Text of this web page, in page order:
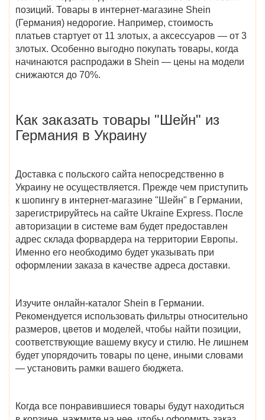
позиций. Товары в интернет-магазине Shein
(Германия) недорогие. Например, стоимость
платьев стартует от 11 злотых, а аксессуаров — от 3
злотых. Особенно выгодно покупать товары, когда
начинаются распродажи в Shein — цены на модели
снижаются до 70%.
Как заказать товары "Шейн" из
Германия в Украину
Доставка с польского сайта непосредственно в
Украину не осуществляется. Прежде чем приступить
к шопингу в интернет-магазине "Шейн" в Германии,
зарегистрируйтесь на сайте Ukraine Express. После
авторизации в системе вам будет предоставлен
адрес склада форвардера на территории Европы.
Именно его необходимо будет указывать при
оформлении заказа в качестве адреса доставки.
Изучите онлайн-каталог Shein в Германии.
Рекомендуется использовать фильтры относительно
размеров, цветов и моделей, чтобы найти позиции,
соответствующие вашему вкусу и стилю. Не лишнем
будет упорядочить товары по цене, иными словами
— установить рамки вашего бюджета.
Когда все понравившиеся товары будут находиться